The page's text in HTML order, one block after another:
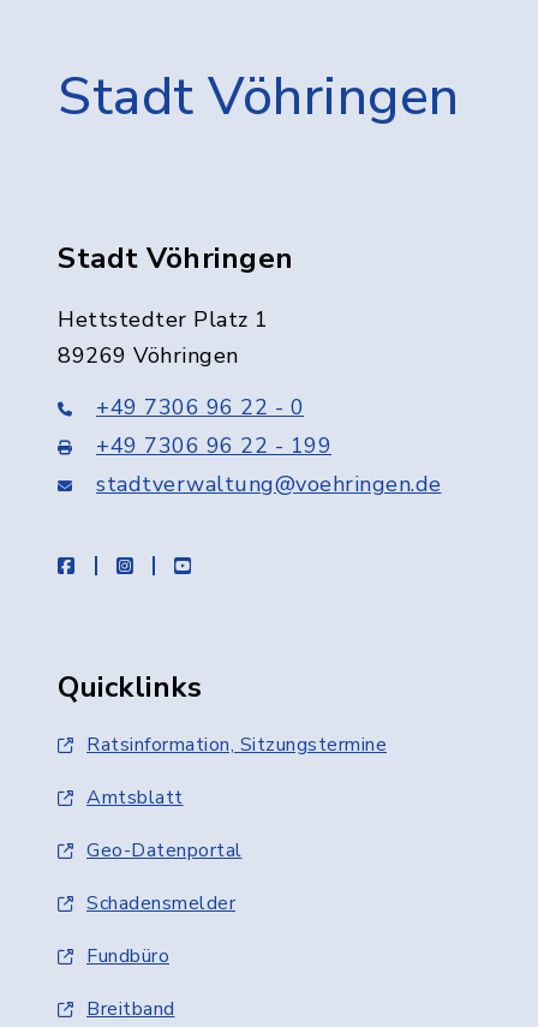
Stadt Vöhringen
Stadt Vöhringen
Hettstedter Platz 1
89269 Vöhringen
+49 7306 96 22 - 0
+49 7306 96 22 - 199
stadtverwaltung@voehringen.de
facebookinstagramyoutube
Quicklinks
Ratsinformation, Sitzungstermine
Amtsblatt
Geo-Datenportal
Schadensmelder
Fundbüro
Breitband